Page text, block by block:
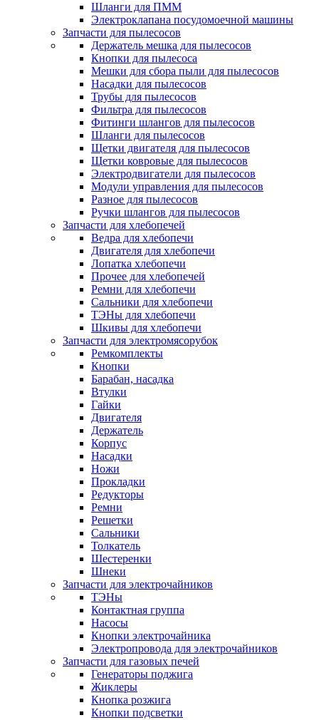
Шланги для ПММ
Электроклапана посудомоечной машины
Запчасти для пылесосов
Держатель мешка для пылесосов
Кнопки для пылесоса
Мешки для сбора пыли для пылесосов
Насадки для пылесосов
Трубы для пылесосов
Фильтра для пылесосов
Фитинги шлангов для пылесосов
Шланги для пылесосов
Щетки двигателя для пылесосов
Щетки ковровые для пылесосов
Электродвигатели для пылесосов
Модули управления для пылесосов
Разное для пылесосов
Ручки шлангов для пылесосов
Запчасти для хлебопечей
Ведра для хлебопечи
Двигателя для хлебопечи
Лопатка хлебопечи
Прочее для хлебопечей
Ремни для хлебопечи
Сальники для хлебопечи
ТЭНы для хлебопечи
Шкивы для хлебопечи
Запчасти для электромясорубок
Ремкомплекты
Кнопки
Барабан, насадка
Втулки
Гайки
Двигателя
Держатель
Корпус
Насадки
Ножи
Прокладки
Редукторы
Ремни
Решетки
Сальники
Толкатель
Шестеренки
Шнеки
Запчасти для электрочайников
ТЭНы
Контактная группа
Насосы
Кнопки электрочайника
Электропровода для электрочайников
Запчасти для газовых печей
Генераторы поджига
Жиклеры
Кнопка розжига
Кнопки подсветки